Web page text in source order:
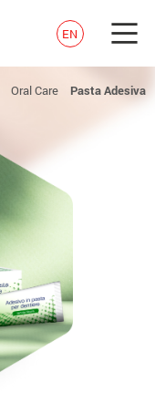
EN
Oral Care Pasta Adesiva